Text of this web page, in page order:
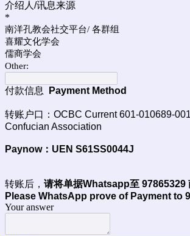
介绍人/讯息来源
*
南洋孔教会社交平台/ 各群组
喜耀文化学会
儒商学会
Other:
付款信息 Payment Method
转账户口：OCBC Current 601-010689-
Confucian Association
Paynow：UEN S61SS0044J
转账后， 请将单据Whatsapp至 97865329
Please WhatsApp prove of Payment to
Your answer